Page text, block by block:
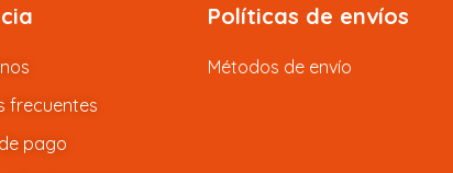
frecuentes
pago
Políticas de envíos
Métodos de envío